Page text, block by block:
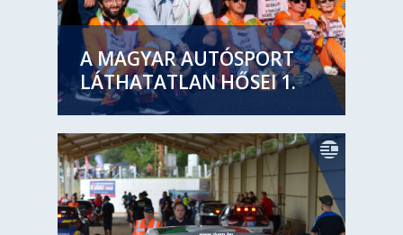
A MAGYAR AUTÓSPORT
LÁTHATATLAN HŐSEI 1.